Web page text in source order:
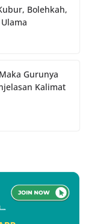
Bolehkah,
Gurunya
Kalimat